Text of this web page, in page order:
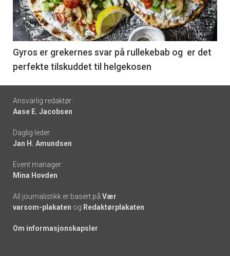
nå
-
6
Gyros er grekernes svar på rullekebab og er det
perfekte tilskuddet til helgekosen
Footer
-
links
Ansvarlig redaktør:
Aase E. Jacobsen
Daglig leder:
Jan H. Amundsen
Event manager:
Mina Hovden
All journalistikk er basert på Vær
varsom-plakaten og Redaktørplakaten
Om informasjonskapsler